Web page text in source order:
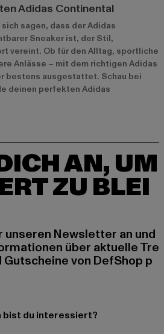
Adidas Continental
sagen, dass der Adidas
Sneaker ist, der Stil,
vereint. Ob für den Alltag, sportliche
Anlässe – mit dem richtigen Adidas
bestens ausgestattet. Schau bei
deinen perfekten Adidas
AN, UM
ZU BLEI
unseren Newsletter an und
über aktuelle Tre
Gutscheine von DefShop p
bist du interessiert?